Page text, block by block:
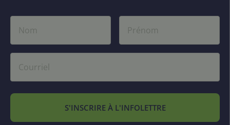
S'INSCRIRE À L'INFOLETTRE